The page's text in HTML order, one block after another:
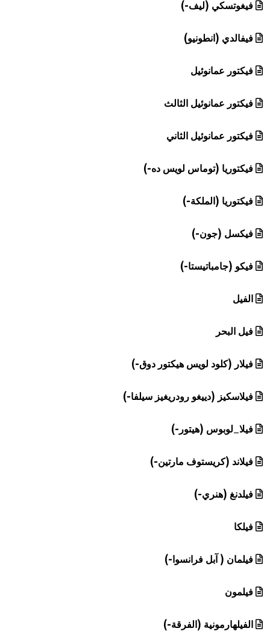
فيغوتسكي (ليف-)
فيفالدي (انطونيو)
فيكتور عمانوئيل
فيكتور عمانوئيل الثالث
فيكتور عمانوئيل الثاني
فيكتوريا (توماس لويس ده-)
فيكتوريا (الملكة-)
فيكسل (جون-)
فيكو (جامباتيستا-)
الفيل
فيل البحر
فيلار (كلود لويس هيكتور دوق-)
فيلاسكيز (دييغو رودريغيز سيلفا-)
فيلا_لوبوس (هيتور-)
فيلاند (كريستوف مارتين-)
فيلدنغ (هنري-)
فيلكا
فيلمان ( آبل فرانسوا-)
فيلمون
الفيلهارمونية (الفرقة-)